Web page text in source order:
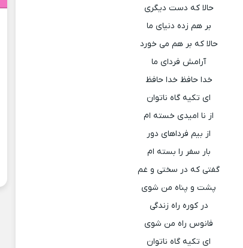
حالا که دست دیگری
بر هم زده دنیای ما
حالا که بر هم می خورد
آرامش فردای ما
خدا حافظ خدا حافظ
ای تکیه گاه ناتوان
از نا امیدی خسته ام
از بیم فرداهای دور
بار سفر را بسته ام
گفتی که در سختی و غم
پشت و پناه من شوی
در کوره راه زندگی
فانوس راه من شوی
ای تکیه گاه ناتوان